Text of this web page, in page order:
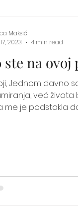
ste na ovoj
Jednom davno
već života
me je podstakla
Maksić
2023
4 min read